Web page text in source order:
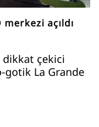
açıldı
dikkat çekici
gotik La Grande